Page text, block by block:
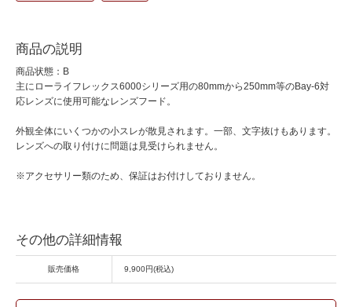
商品の説明
商品状態：B
主にローライフレックス6000シリーズ用の80mmから250mm等のBay-6対
応レンズに使用可能なレンズフード。
外観全体にいくつかの小スレが散見されます。一部、文字抜けもあります。
レンズへの取り付けに問題は見受けられません。
※アクセサリー類のため、保証はお付けしておりません。
その他の詳細情報
販売価格 9,900円(税込)